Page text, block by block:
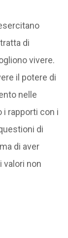
di
vivere.
il potere di
nelle
i rapporti con i
di
di aver
valori non